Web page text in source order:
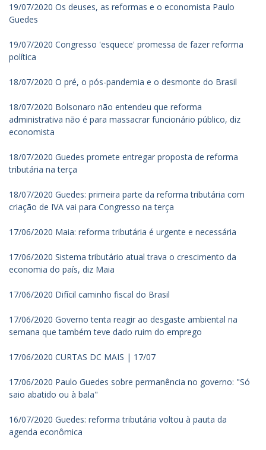
19/07/2020 Os deuses, as reformas e o economista Paulo
Guedes
19/07/2020 Congresso 'esquece' promessa de fazer reforma
política
18/07/2020 O pré, o pós-pandemia e o desmonte do Brasil
18/07/2020 Bolsonaro não entendeu que reforma
administrativa não é para massacrar funcionário público, diz
economista
18/07/2020 Guedes promete entregar proposta de reforma
tributária na terça
18/07/2020 Guedes: primeira parte da reforma tributária com
criação de IVA vai para Congresso na terça
17/06/2020 Maia: reforma tributária é urgente e necessária
17/06/2020 Sistema tributário atual trava o crescimento da
economia do país, diz Maia
17/06/2020 Difícil caminho fiscal do Brasil
17/06/2020 Governo tenta reagir ao desgaste ambiental na
semana que também teve dado ruim do emprego
17/06/2020 CURTAS DC MAIS | 17/07
17/06/2020 Paulo Guedes sobre permanência no governo: "Só
saio abatido ou à bala"
16/07/2020 Guedes: reforma tributária voltou à pauta da
agenda econômica